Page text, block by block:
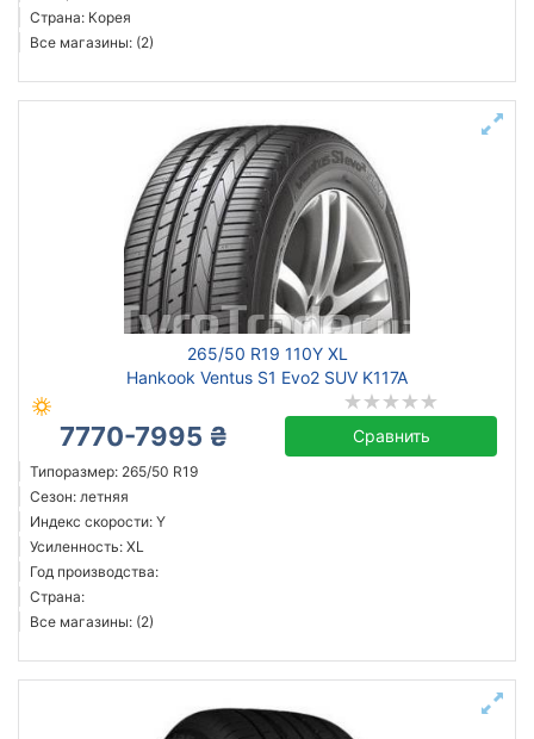
Страна: Корея
Все магазины: (2)
265/50 R19 110Y XL
Hankook Ventus S1 Evo2 SUV K117A
7770-7995 ₴ Сравнить
Типоразмер: 265/50 R19
Сезон: летняя
Индекс скорости: Y
Усиленность: XL
Год производства:
Страна:
Все магазины: (2)